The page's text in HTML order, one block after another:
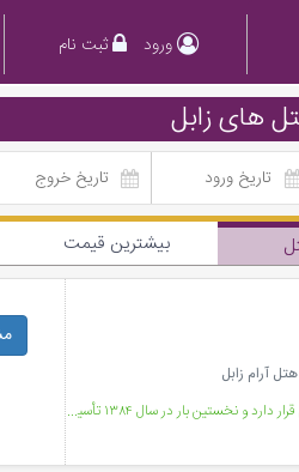
ورود ثبت نام
های زابل
بیشترین قیمت
آرام زابل
هتل آرام زابل هتل ۲ ستاره ای است که در شهر زابل قرار دارد و نخستین بار در سال ۱۳۸۴ تأسیس شده و به به